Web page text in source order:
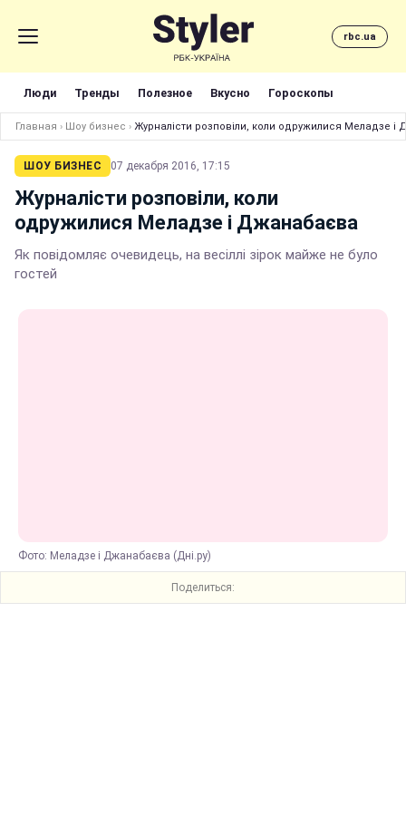
rbc.ua
Люди Тренды Полезное Вкусно Гороскопы
Главная › Шоу бизнес › Журналісти розповіли, коли одружилися Меладзе і
ШОУ БИЗНЕС 07 декабря 2016, 17:15
Журналісти розповіли, коли
одружилися Меладзе і Джанабаєва
Як повідомляє очевидець, на весіллі зірок майже не було
гостей
Фото: Меладзе і Джанабаєва (Дні.ру)
Поделиться: